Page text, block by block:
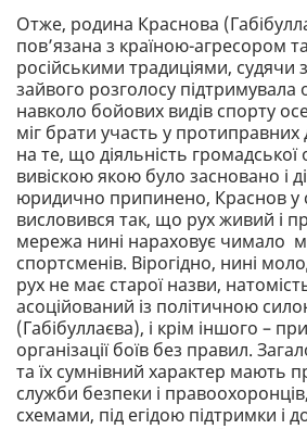
Отже, родина Краснова
повʼязана з країною-агресором
російськими традиціями, судячи
зайвого розголосу підтримувала
навколо бойових видів спорту
міг брати участь у
на те, що діяльність громадської
вивіскою якою було засновано і
юридично припинено, Краснов у
висловився так, що рух живий і
мережа нині нараховує чимало
спортсменів. Вірогідно, нині
рух не має старої назви,
асоційований із політичною
(Габібуллаєва), і крім іншого –
організації боїв без правил.
та їх сумнівний характер мають
служби безпеки і
схемами, під егідою підтримки і